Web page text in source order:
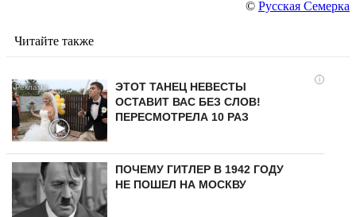
© Русская Семерка
Читайте также
i
ЭТОТ ТАНЕЦ НЕВЕСТЫ
ОСТАВИТ ВАС БЕЗ СЛОВ!
ПЕРЕСМОТРЕЛА 10 РАЗ
ПОЧЕМУ ГИТЛЕР В 1942 ГОДУ
НЕ ПОШЕЛ НА МОСКВУ